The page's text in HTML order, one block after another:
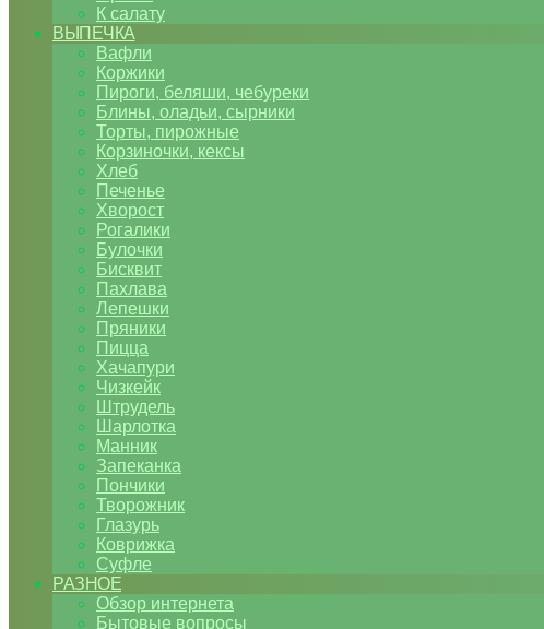
К салату
ВЫПЕЧКА
Вафли
Коржики
Пироги, беляши, чебуреки
Блины, оладьи, сырники
Торты, пирожные
Корзиночки, кексы
Хлеб
Печенье
Хворост
Рогалики
Булочки
Бисквит
Пахлава
Лепешки
Пряники
Пицца
Хачапури
Чизкейк
Штрудель
Шарлотка
Манник
Запеканка
Пончики
Творожник
Глазурь
Коврижка
Суфле
РАЗНОЕ
Обзор интернета
Бытовые вопросы